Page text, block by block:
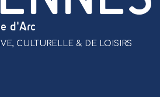
d'Arc
CULTURELLE & DE LOISIRS